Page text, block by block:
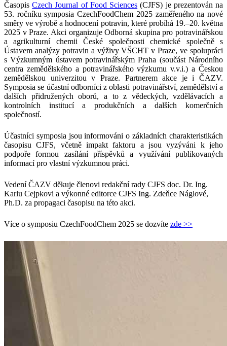
ČasopisCzech Journal of Food Sciences (CJFS) je prezentován na
53. ročníku symposia CzechFoodChem 2025 zaměřeného na nové
směry ve výrobě a hodnocení potravin, které probíhá 19.–20. května
2025 v Praze. Akci organizuje Odborná skupina pro potravinářskou
a agrikulturní chemii České společnosti chemické společně s
Ústavem analýzy potravin a výživy VŠCHT v Praze, ve spolupráci
s Výzkumným ústavem potravinářským Praha (součást Národního
centra zemědělského a potravinářského výzkumu v.v.i.) a Českou
zemědělskou univerzitou v Praze. Partnerem akce je i ČAZV.
Symposia se účastní odborníci z oblasti potravinářství, zemědělství a
dalších přidružených oborů, a to z vědeckých, vzdělávacích a
kontrolních institucí a produkčních a dalších komerčních
společností.
Účastníci symposia jsou informováni o základních charakteristikách
časopisu CJFS, včetně impakt faktoru a jsou vyzýváni k jeho
podpoře formou zasílání příspěvků a využívání publikovaných
informací pro vlastní výzkumnou práci.
Vedení ČAZV děkuje členovi redakční rady CJFS doc. Dr. Ing.
Karlu Cejpkovi a výkonné editorce CJFS Ing. Zdeňce Náglové,
Ph.D. za propagaci časopisu na této akci.
Více o symposiu CzechFoodChem 2025 se dozvíte zde >>